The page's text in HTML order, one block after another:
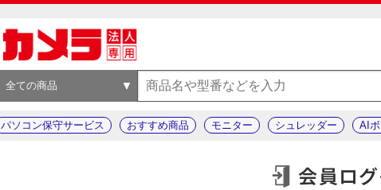
全ての商品
パソコン保守サービス おすすめ商品 モニター シュレッダー AI
会員ロ